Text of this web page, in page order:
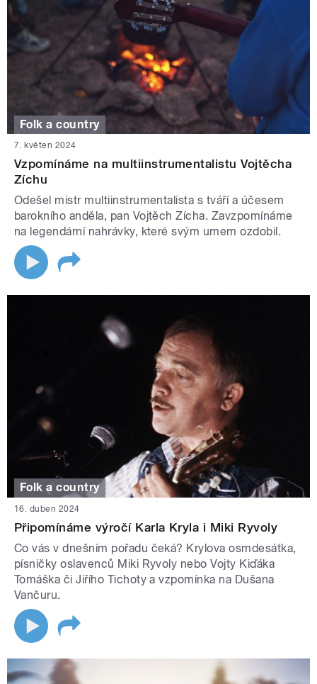
Folk a country
7. květen 2024
Vzpomínáme na multiinstrumentalistu Vojtěcha
Zíchu
Odešel mistr multiinstrumentalista s tváří a účesem
barokního anděla, pan Vojtěch Zícha. Zavzpomínáme
na legendární nahrávky, které svým umem ozdobil.
Folk a country
16. duben 2024
Připomínáme výročí Karla Kryla i Miki Ryvoly
Co vás v dnešním pořadu čeká? Krylova osmdesátka,
písničky oslavenců Miki Ryvoly nebo Vojty Kiďáka
Tomáška či Jiřího Tichoty a vzpomínka na Dušana
Vančuru.